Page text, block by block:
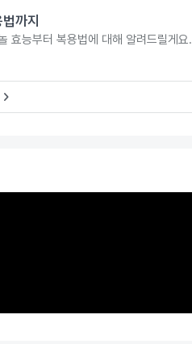
까지
효능부터 복용법에 대해 알려드릴게요.
keyboard_arrow_right